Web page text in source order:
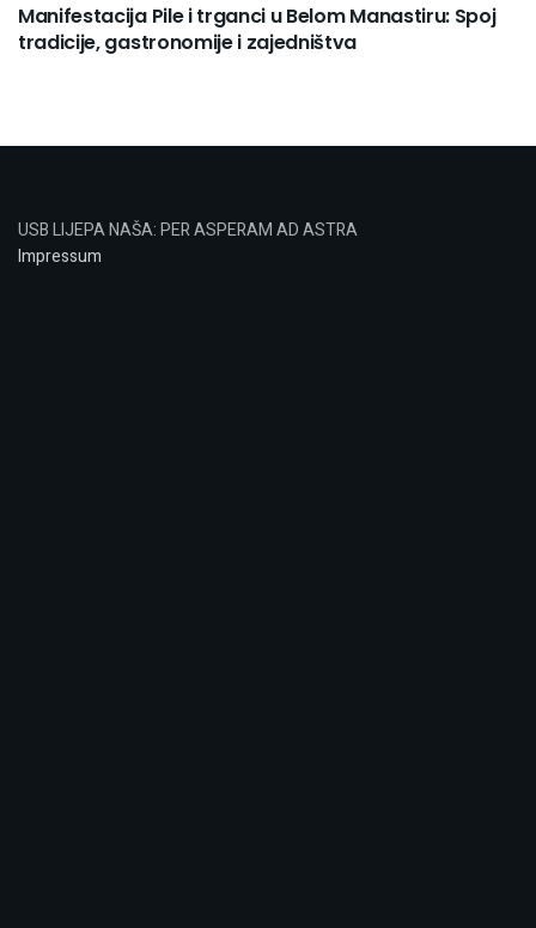
Manifestacija Pile i trganci u Belom Manastiru: Spoj
tradicije, gastronomije i zajedništva
USB LIJEPA NAŠA: PER ASPERAM AD ASTRA
Impressum